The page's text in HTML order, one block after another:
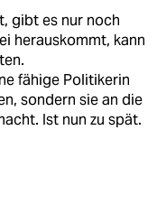
gibt es nur noch
herauskommt, kann
fähige Politikerin
sondern sie an die
Ist nun zu spät.